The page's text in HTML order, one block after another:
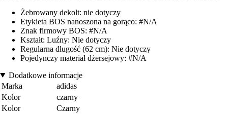
Żebrowany dekolt: nie dotyczy
Etykieta BOS nanoszona na gorąco: #N/A
Znak firmowy BOS: #N/A
Kształt: Luźny: Nie dotyczy
Regularna długość (62 cm): Nie dotyczy
Pojedynczy materiał dżersejowy: #N/A
Dodatkowe informacje
Marka
adidas
Kolor
czarny
Kolor
Czarny